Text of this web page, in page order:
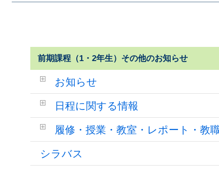
前期課程（1・2年生）その他のお知らせ
お知らせ
日程に関する情報
履修・授業・教室・レポート・教
シラバス